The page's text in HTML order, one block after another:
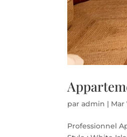
paradmin | Mar
Professionnel